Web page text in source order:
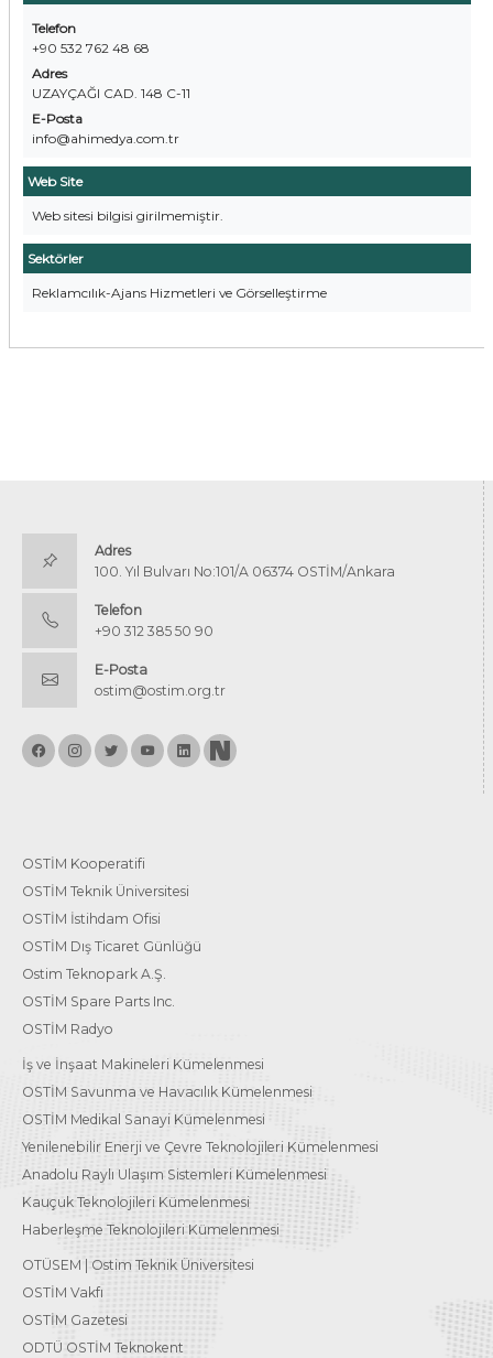
Telefon
+90 532 762 48 68
Adres
UZAYÇAĞI CAD. 148 C-11
E-Posta
info@ahimedya.com.tr
Web Site
Web sitesi bilgisi girilmemiştir.
Sektörler
Reklamcılık-Ajans Hizmetleri ve Görselleştirme
Adres
100. Yıl Bulvarı No:101/A 06374 OSTİM/Ankara
Telefon
+90 312 385 50 90
E-Posta
ostim@ostim.org.tr
OSTİM Kooperatifi
OSTİM Teknik Üniversitesi
OSTİM İstihdam Ofisi
OSTİM Dış Ticaret Günlüğü
Ostim Teknopark A.Ş.
OSTİM Spare Parts Inc.
OSTİM Radyo
İş ve İnşaat Makineleri Kümelenmesi
OSTİM Savunma ve Havacılık Kümelenmesi
OSTİM Medikal Sanayi Kümelenmesi
Yenilenebilir Enerji ve Çevre Teknolojileri Kümelenmesi
Anadolu Raylı Ulaşım Sistemleri Kümelenmesi
Kauçuk Teknolojileri Kümelenmesi
Haberleşme Teknolojileri Kümelenmesi
OTÜSEM | Ostim Teknik Üniversitesi
OSTİM Vakfı
OSTİM Gazetesi
ODTÜ OSTİM Teknokent